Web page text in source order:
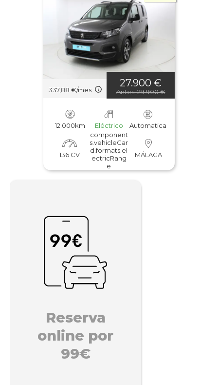
337,88 €/mes
27.900 €
Antes: 29.900 €
12.000km Eléctrico Automatica
136 CV
component
s.vehicleCar
d.formats.el
ectricRang
e
MÁLAGA
Reserva
online por
99€